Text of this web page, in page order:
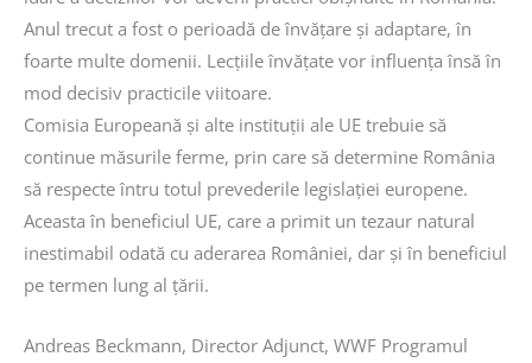
Anul trecut a fost o perioadă de învăţare şi adaptare, în
foarte multe domenii. Lecţiile învăţate vor influenţa însă în
mod decisiv practicile viitoare.
Comisia Europeană şi alte instituţii ale UE trebuie să
continue măsurile ferme, prin care să determine România
să respecte întru totul prevederile legislaţiei europene.
Aceasta în beneficiul UE, care a primit un tezaur natural
inestimabil odată cu aderarea României, dar şi în beneficiul
pe termen lung al ţării.
Andreas Beckmann, Director Adjunct, WWF Programul